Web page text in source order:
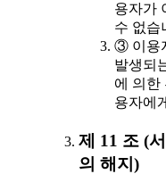
용자가
수 없습
③ 이용
발생되
에 의한
용자에
제 11 조 (
의 해지)